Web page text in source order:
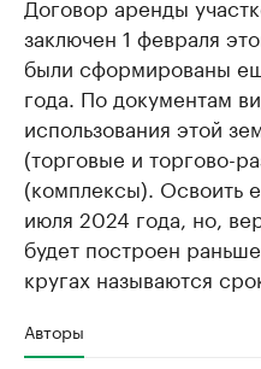
Договор аренды
заключен 1 февраля
были сформированы
года. По документам
использования этой
(торговые и торгово-
(комплексы). Освоить
июля 2024 года, но,
будет построен
кругах называются
Авторы